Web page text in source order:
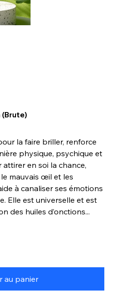
(Brute)
la faire briller, renforce
physique, psychique et
en soi la chance,
mauvais œil et les
à canaliser ses émotions
Elle est universelle et est
des huiles d’onctions...
au panier